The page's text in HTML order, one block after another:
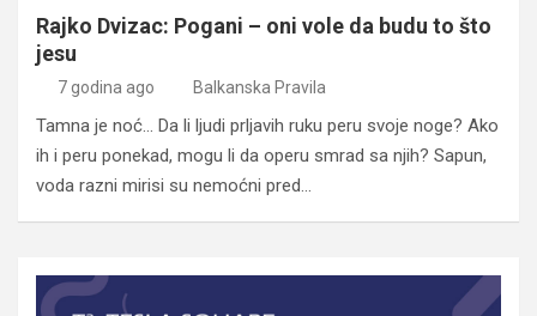
Rajko Dvizac: Pogani – oni vole da budu to što
jesu
7 godina ago Balkanska Pravila
Tamna je noć… Da li ljudi prljavih ruku peru svoje noge? Ako
ih i peru ponekad, mogu li da operu smrad sa njih? Sapun,
voda razni mirisi su nemoćni pred…